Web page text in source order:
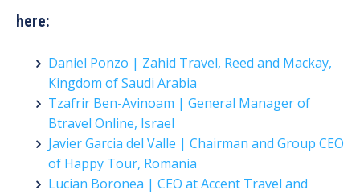
here:
Daniel Ponzo | Zahid Travel, Reed and Mackay,
Kingdom of Saudi Arabia
Tzafrir Ben-Avinoam | General Manager of
Btravel Online, Israel
Javier Garcia del Valle | Chairman and Group CEO
of Happy Tour, Romania
Lucian Boronea | CEO at Accent Travel and